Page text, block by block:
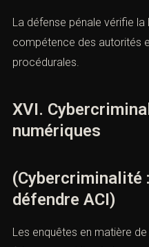
fondamental protégé par le
captation oul’accès
électroniques sont
Les articles226-15et432-
strictement ces atteintes.
La défense pénale vérifie la
procédurales.